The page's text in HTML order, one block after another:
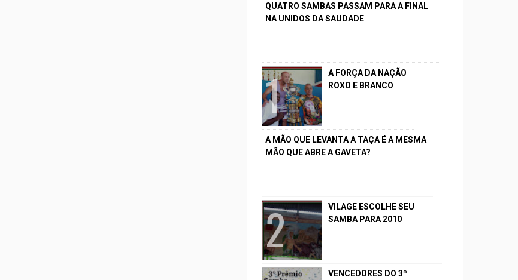
QUATRO SAMBAS PASSAM PARA A FINAL
NA UNIDOS DA SAUDADE
A FORÇA DA NAÇÃO
ROXO E BRANCO
A MÃO QUE LEVANTA A TAÇA É A MESMA
MÃO QUE ABRE A GAVETA?
VILAGE ESCOLHE SEU
SAMBA PARA 2010
VENCEDORES DO 3º